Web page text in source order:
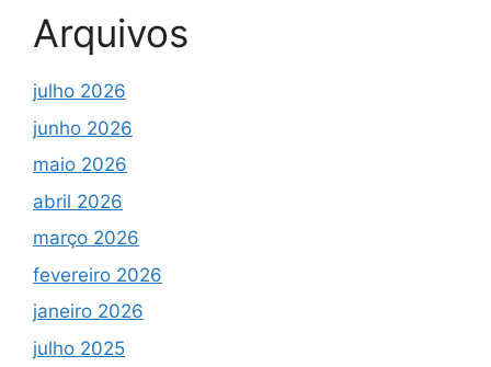
Arquivos
julho 2026
junho 2026
maio 2026
abril 2026
março 2026
fevereiro 2026
janeiro 2026
julho 2025